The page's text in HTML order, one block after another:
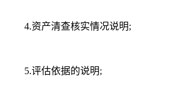
4.资产清查核实情况说明;
5.评估依据的说明;